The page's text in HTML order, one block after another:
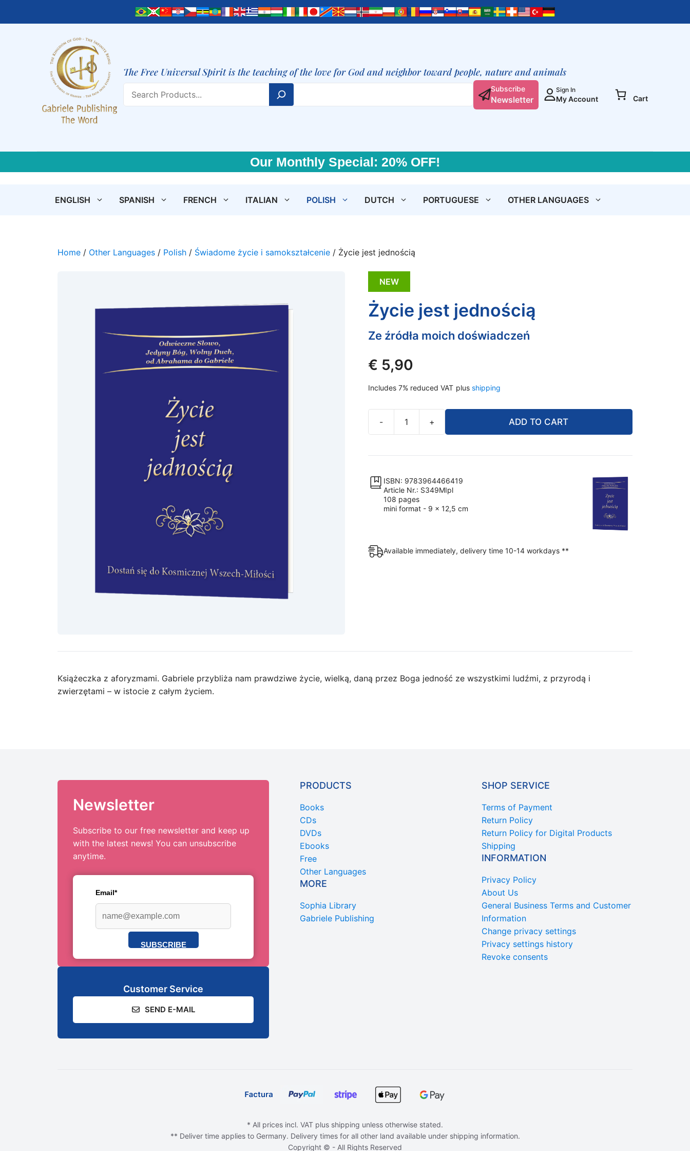
The Free Universal Spirit is the teaching of the love for God and neighbor toward people, nature and animals
Subscribe
Newsletter
Sign In
My Account Cart
Our Monthly Special: 20% OFF!
ENGLISH SPANISH FRENCH ITALIAN POLISH DUTCH PORTUGUESE OTHER LANGUAGES
Home / Other Languages / Polish / Świadome życie i samokształcenie / Życie jest jednością
NEW
Życie jest jednością
Ze źródła moich doświadczeń
€ 5,90
Includes 7% reduced VAT plus shipping
-
jednością
+ ADD TO CART
ISBN: 9783964466419
Article Nr.: S349MIpl
108 pages
mini format - 9 x 12,5 cm
Available immediately, delivery time 10-14 workdays **
Książeczka z aforyzmami. Gabriele przybliża nam prawdziwe życie, wielką, daną przez Boga jedność ze wszystkimi ludźmi, z przyrodą i
zwierzętami – w istocie z całym życiem.
Newsletter
Subscribe to our free newsletter and keep up
with the latest news! You can unsubscribe
anytime.
Email*
SUBSCRIBE
Customer Service
SEND E-MAIL
PRODUCTS
Books
CDs
DVDs
Ebooks
Free
Other Languages
MORE
Sophia Library
Gabriele Publishing
SHOP SERVICE
Terms of Payment
Return Policy
Return Policy for Digital Products
Shipping
INFORMATION
Privacy Policy
About Us
General Business Terms and Customer
Information
Change privacy settings
Privacy settings history
Revoke consents
* All prices incl. VAT plus shipping unless otherwise stated.
** Deliver time applies to Germany. Delivery times for all other land available under shipping information.
Copyright © - All Rights Reserved
jednością
quantity